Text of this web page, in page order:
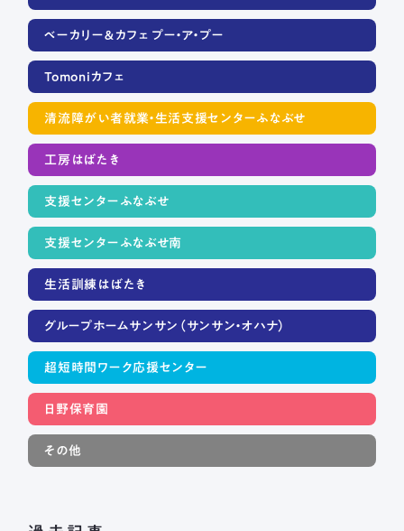
ベーカリー＆カフェ プー・ア・プー
Tomoniカフェ
清流障がい者就業・生活支援センターふなぶせ
工房はばたき
支援センターふなぶせ
支援センターふなぶせ南
生活訓練はばたき
グループホームサンサン（サンサン・オハナ）
超短時間ワーク応援センター
日野保育園
その他